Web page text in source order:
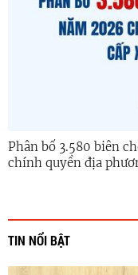
Phân bổ 3.580 biên
chính quyền địa
TIN NỔI BẬT